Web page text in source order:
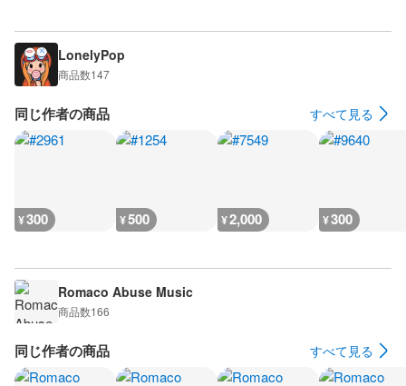
LonelyPop
商品数147
同じ作者の商品 すべて見る
¥300 ¥500 ¥2,000 ¥300
Romaco Abuse Music
商品数166
同じ作者の商品 すべて見る